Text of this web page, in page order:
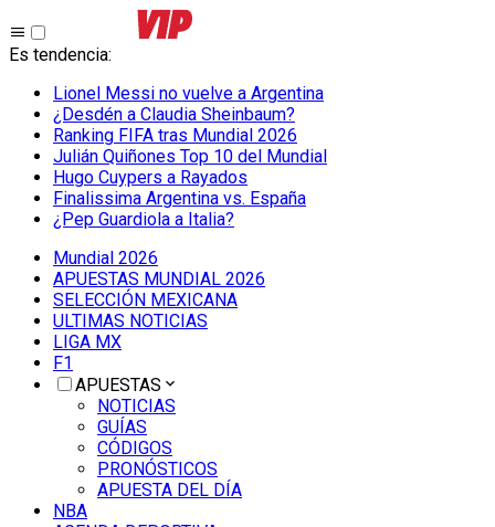
Es tendencia:
Lionel Messi no vuelve a Argentina
¿Desdén a Claudia Sheinbaum?
Ranking FIFA tras Mundial 2026
Julián Quiñones Top 10 del Mundial
Hugo Cuypers a Rayados
Finalissima Argentina vs. España
¿Pep Guardiola a Italia?
Mundial 2026
APUESTAS MUNDIAL 2026
SELECCIÓN MEXICANA
ULTIMAS NOTICIAS
LIGA MX
F1
APUESTAS
NOTICIAS
GUÍAS
CÓDIGOS
PRONÓSTICOS
APUESTA DEL DÍA
NBA